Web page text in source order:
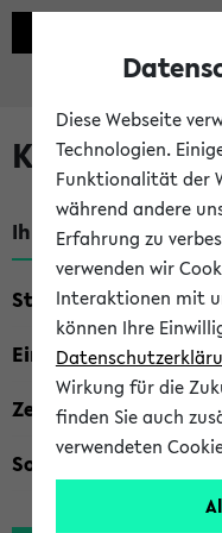
Kombisuche
Ihre Suchkriterien:
Studienfach
Einrichtung
Zeiten
Sonstiges
Diese Webseite
Technologien.
Funktionalität der
während andere
Erfahrung zu
verwenden wir
Interaktionen mit
können Ihre
Wirkung für die
finden Sie auch
verwendeten